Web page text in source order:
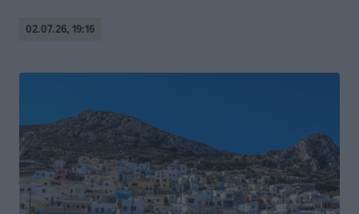
02.07.26, 19:16